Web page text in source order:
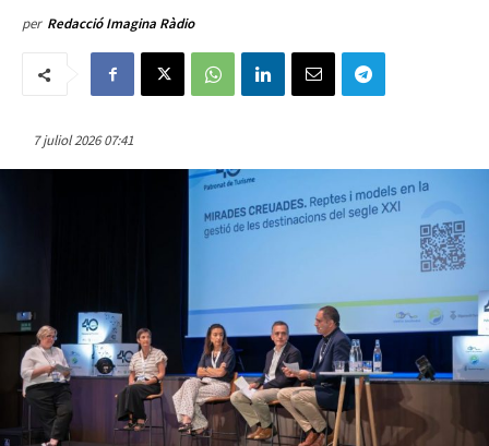
per Redacció Imagina Ràdio
7 juliol 2026 07:41